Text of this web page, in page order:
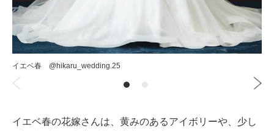
イエベ春 @hikaru_wedding.25
イエベ春の花嫁さんは、黄みのあるアイボリーや、少し